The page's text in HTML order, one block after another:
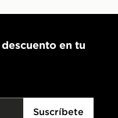
en tu
Suscríbete